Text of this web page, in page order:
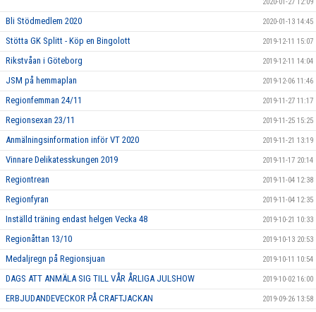
Bli Stödmedlem 2020 2020-01-13 14:45
Stötta GK Splitt - Köp en Bingolott 2019-12-11 15:07
Rikstvåan i Göteborg 2019-12-11 14:04
JSM på hemmaplan 2019-12-06 11:46
Regionfemman 24/11 2019-11-27 11:17
Regionsexan 23/11 2019-11-25 15:25
Anmälningsinformation inför VT 2020 2019-11-21 13:19
Vinnare Delikatesskungen 2019 2019-11-17 20:14
Regiontrean 2019-11-04 12:38
Regionfyran 2019-11-04 12:35
Inställd träning endast helgen Vecka 48 2019-10-21 10:33
Regionåttan 13/10 2019-10-13 20:53
Medaljregn på Regionsjuan 2019-10-11 10:54
DAGS ATT ANMÄLA SIG TILL VÅR ÅRLIGA JULSHOW 2019-10-02 16:00
ERBJUDANDEVECKOR PÅ CRAFTJACKAN 2019-09-26 13:58